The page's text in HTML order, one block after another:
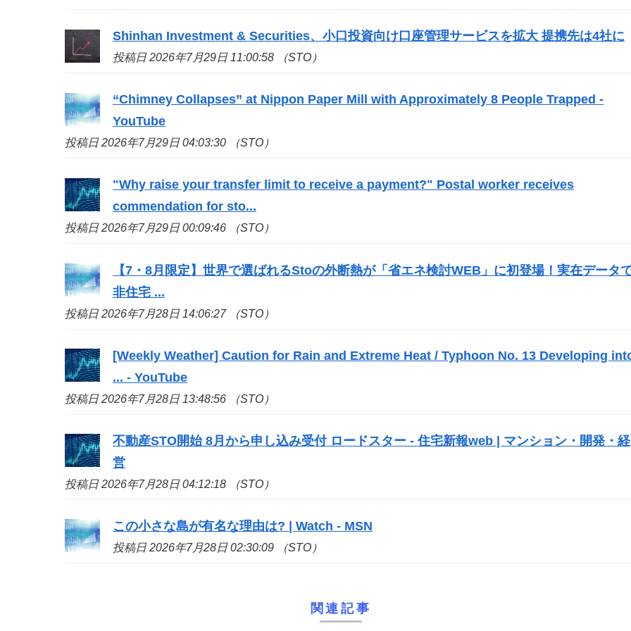
Shinhan Investment & Securities、小口投資向け口座管理サービスを拡大 提携先は4社に
投稿日 2026年7月29日 11:00:58 （STO）
“Chimney Collapses” at Nippon Paper Mill with Approximately 8 People Trapped -
YouTube
投稿日 2026年7月29日 04:03:30 （STO）
"Why raise your transfer limit to receive a payment?" Postal worker receives
commendation forsto...
投稿日 2026年7月29日 00:09:46 （STO）
【7・8月限定】世界で選ばれるStoの外断熱が「省エネ検討WEB」に初登場！実在データ
非住宅 ...
投稿日 2026年7月28日 14:06:27 （STO）
[Weekly Weather] Caution for Rain and Extreme Heat / Typhoon No. 13 Developing
... - YouTube
投稿日 2026年7月28日 13:48:56 （STO）
不動産STO開始 8月から申し込み受付 ロードスター - 住宅新報web | マンション・開発・経
営
投稿日 2026年7月28日 04:12:18 （STO）
この小さな島が有名な理由は? | Watch - MSN
投稿日 2026年7月28日 02:30:09 （STO）
関連記事